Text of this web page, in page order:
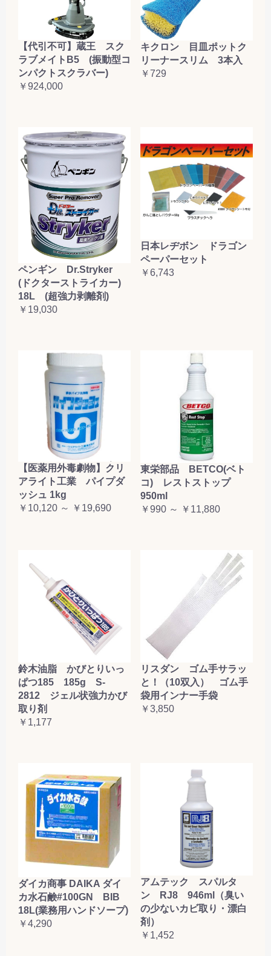
【代引不可】蔵王 スク
ラブメイトB5 (振動型コ
ンパクトスクラバー)
￥924,000
キクロン 目皿ポットク
リーナースリム 3本入
￥729
ペンギン Dr.Stryker
(ドクターストライカー)
18L (超強力剥離剤)
￥19,030
日本レヂボン ドラゴン
ペーパーセット
￥6,743
【医薬用外毒劇物】クリ
アライト工業 パイプダ
ッシュ 1kg
￥10,120 ～ ￥19,690
東栄部品 BETCO(ベト
コ) レストストップ
950ml
￥990 ～ ￥11,880
鈴木油脂 かびとりいっ
ぱつ185 185g S-
2812 ジェル状強力かび
取り剤
￥1,177
リスダン ゴム手サラッ
と！（10双入） ゴム手
袋用インナー手袋
￥3,850
ダイカ商事 DAIKA ダイ
カ水石鹸#100GN BIB
18L(業務用ハンドソープ)
￥4,290
アムテック スパルタ
ン RJ8 946ml（臭い
の少ないカビ取り・漂白
剤）
￥1,452